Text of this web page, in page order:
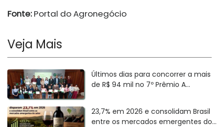
Fonte:Portal do Agronegócio
Veja Mais
Últimos dias para concorrer a mais
de R$ 94 mil no 7º Prêmio A...
23,7% em 2026 e consolidam Brasil
entre os mercados emergentes do...